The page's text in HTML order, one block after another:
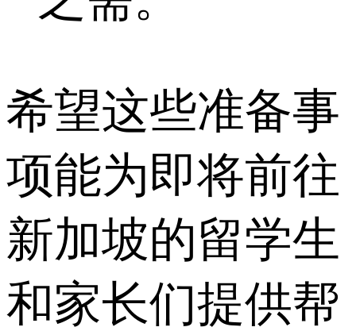
希望这些准备事
项能为即将前往
新加坡的留学生
和家长们提供帮